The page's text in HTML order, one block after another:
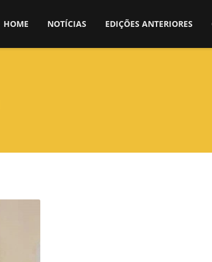
HOME NOTÍCIAS EDIÇÕES ANTERIORES